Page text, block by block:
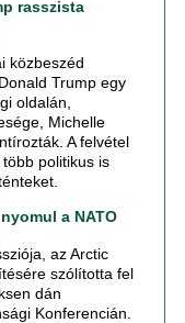
rasszista
közbeszéd
Trump egy
oldalán,
Michelle
A felvétel
politikus is
a NATO
az Arctic
szólította fel
dán
Konferencián.